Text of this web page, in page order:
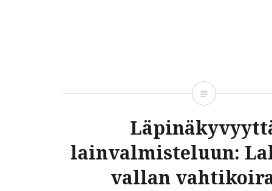
lainvalmisteluun:
vallan